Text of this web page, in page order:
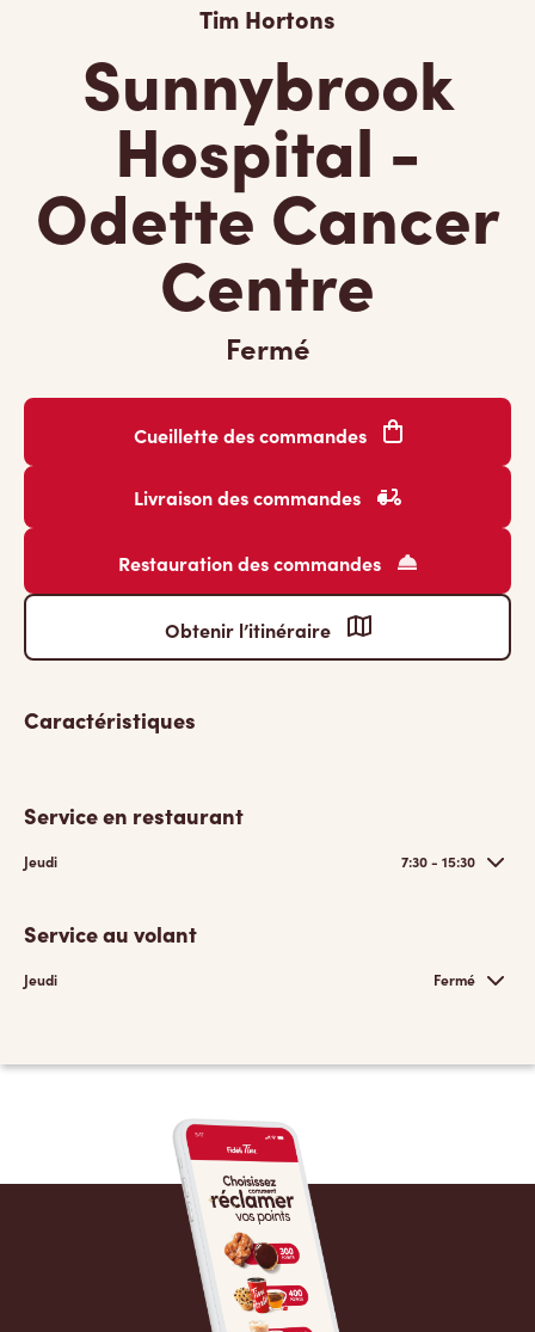
Tim Hortons
Sunnybrook
Hospital -
Odette Cancer
Centre
Fermé
Cueillette des commandes
Livraison des commandes
Restauration des commandes
Obtenir l’itinéraire
Caractéristiques
Service en restaurant
Jeudi 7:30 - 15:30
Service au volant
Jeudi Fermé